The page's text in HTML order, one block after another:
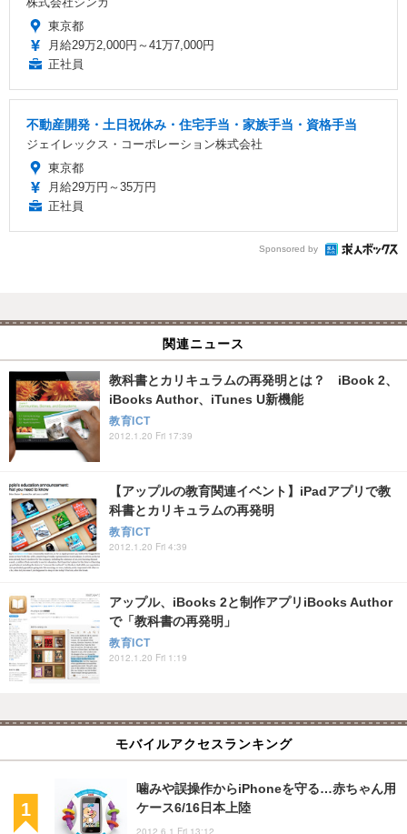
東京都
月給29万2,000円～41万7,000円
正社員
不動産開発・土日祝休み・住宅手当・家族手当・資格手当
ジェイレックス・コーポレーション株式会社
東京都
月給29万円～35万円
正社員
Sponsored by
関連ニュース
教科書とカリキュラムの再発明とは？ iBook 2、
iBooks Author、iTunes U新機能
教育ICT
2012.1.20 Fri 17:39
【アップルの教育関連イベント】iPadアプリで教
科書とカリキュラムの再発明
教育ICT
2012.1.20 Fri 4:39
アップル、iBooks 2と制作アプリiBooks Author
で「教科書の再発明」
教育ICT
2012.1.20 Fri 1:19
モバイルアクセスランキング
噛みや誤操作からiPhoneを守る…赤ちゃん用
ケース6/16日本上陸
2012.6.1 Fri 13:12